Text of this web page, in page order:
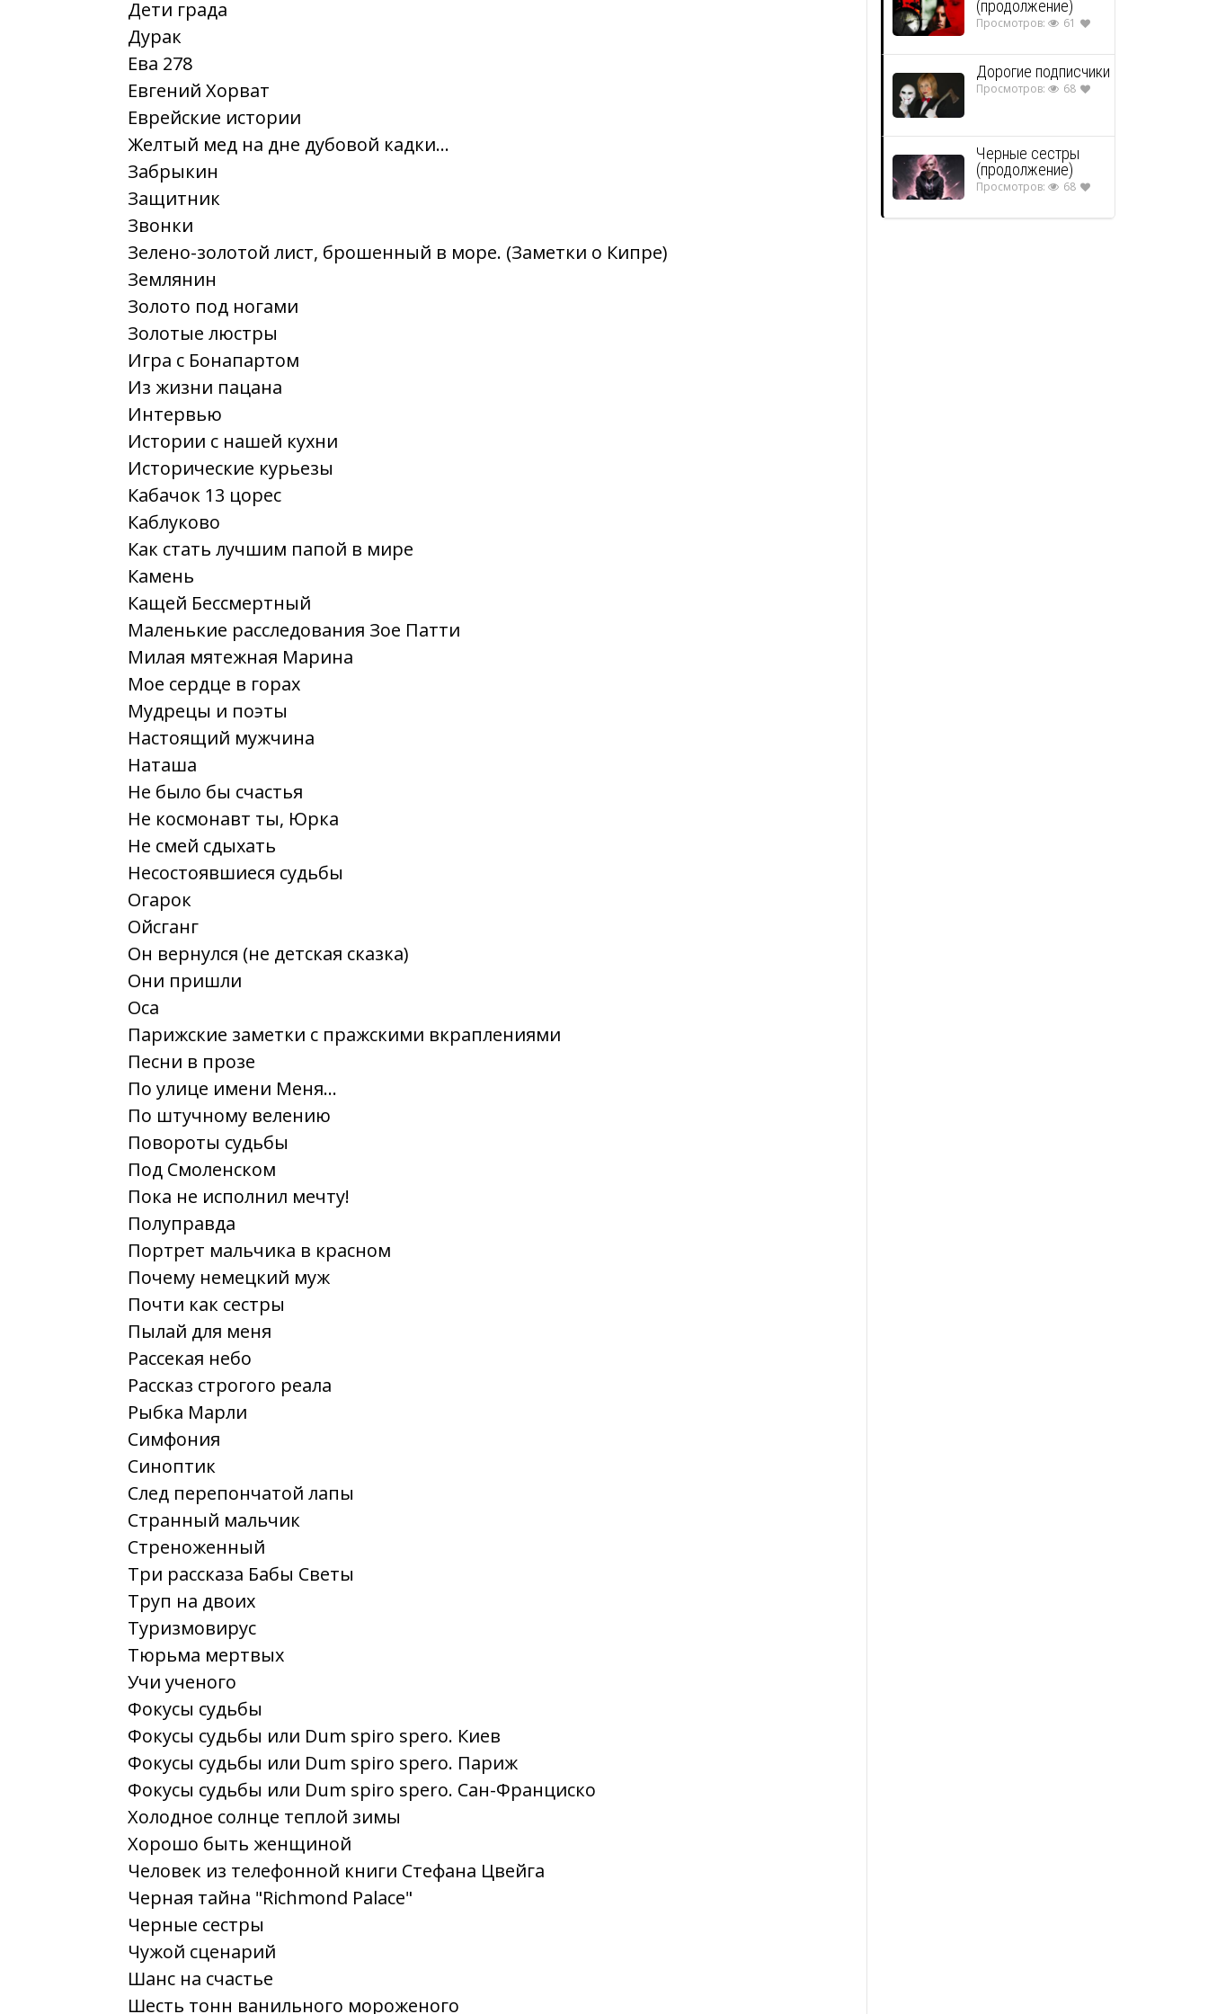
Дети града
Дурак
Ева 278
Евгений Хорват
Еврейские истории
Желтый мед на дне дубовой кадки...
Забрыкин
Защитник
Звонки
Зелено-золотой лист, брошенный в море. (Заметки о Кипре)
Землянин
Золото под ногами
Золотые люстры
Игра с Бонапартом
Из жизни пацана
Интервью
Истории с нашей кухни
Исторические курьезы
Кабачок 13 цорес
Каблуково
Как стать лучшим папой в мире
Камень
Кащей Бессмертный
Маленькие расследования Зое Патти
Милая мятежная Марина
Мое сердце в горах
Мудрецы и поэты
Настоящий мужчина
Наташа
Не было бы счастья
Не космонавт ты, Юрка
Не смей сдыхать
Несостоявшиеся судьбы
Огарок
Ойсганг
Он вернулся (не детская сказка)
Они пришли
Оса
Парижские заметки с пражскими вкраплениями
Песни в прозе
По улице имени Меня...
По штучному велению
Повороты судьбы
Под Смоленском
Пока не исполнил мечту!
Полуправда
Портрет мальчика в красном
Почему немецкий муж
Почти как сестры
Пылай для меня
Рассекая небо
Рассказ строгого реала
Рыбка Марли
Симфония
Синоптик
След перепончатой лапы
Странный мальчик
Стреноженный
Три рассказа Бабы Светы
Труп на двоих
Туризмовирус
Тюрьма мертвых
Учи ученого
Фокусы судьбы
Фокусы судьбы или Dum spiro spero. Киев
Фокусы судьбы или Dum spiro spero. Париж
Фокусы судьбы или Dum spiro spero. Сан-Франциско
Холодное солнце теплой зимы
Хорошо быть женщиной
Человек из телефонной книги Стефана Цвейга
Черная тайна "Richmond Palace"
Черные сестры
Чужой сценарий
Шанс на счастье
Шесть тонн ванильного мороженого
(продолжение)
Просмотров: 61
Дорогие подписчики
Просмотров: 68
Черные сестры
(продолжение)
Просмотров: 68